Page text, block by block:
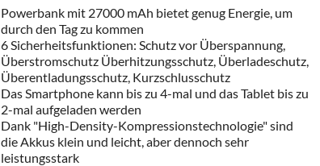
Powerbank mit 27000 mAh bietet genug Energie, um
durch den Tag zu kommen
6 Sicherheitsfunktionen: Schutz vor Überspannung,
Überstromschutz Überhitzungsschutz, Überladeschutz,
Überentladungsschutz, Kurzschlusschutz
Das Smartphone kann bis zu 4-mal und das Tablet bis zu
2-mal aufgeladen werden
Dank "High-Density-Kompressionstechnologie" sind
die Akkus klein und leicht, aber dennoch sehr
leistungsstark